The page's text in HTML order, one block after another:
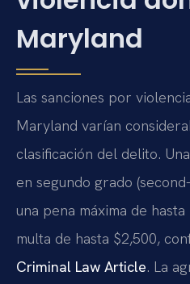
Maryland
Las sanciones por
Maryland varían
clasificación del delito.
en segundo grado
una pena máxima de
multa de hasta $2,500,
Criminal Law Article. La